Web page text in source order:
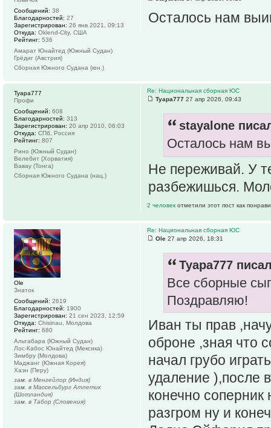
Осталось нам
Сообщений: 38
Благодарностей: 27
Зарегистрирован: 26 янв 2021, 09:13
Откуда: Oklend-City, США
Рейтинг: 536
Амарат Юнайтед (Южный Судан)
Грёдиг (Австрия)
Сборная Южного Судана (юн.)
Re: Национальная сборная ЮС
Tyapa777 27 апр 2026, 09:43
stayalone
Осталось нам
Не переживай. У
разбежишься.
2 человек отметили этот пост как
Tyapa777
Профи
Сообщений: 608
Благодарностей: 313
Зарегистрирован: 20 апр 2010, 06:03
Откуда: СПб, Россия
Рейтинг: 807
Рино (Южный Судан)
Велебит (Хорватия)
Вавау (Тонга)
Сборная Южного Судана (нац.)
Re: Национальная сборная ЮС
Ole 27 апр 2026, 18:31
Tyapa777
Все сборные
Поздравляю!
Иван ты прав
оброне ,зная что
начал грубо
удаление ),после
конечно
разгром ну и
Ole
Знаток
Сообщений: 2619
Благодарностей: 1900
Зарегистрирован: 21 сен 2023, 12:59
Откуда: Chisinau, Молдова
Рейтинг: 680
Альтабара (Южный Судан)
Лос-Кабос Юнайтед (Мексика)
Зимбру (Молдова)
Маджанг (Южная Корея)
Хаэн (Перу)
зам. в Менгейлор (Индия)
зам. в Массельбург Атлетик
(Шотландия)
зам. в Табор (Словения)